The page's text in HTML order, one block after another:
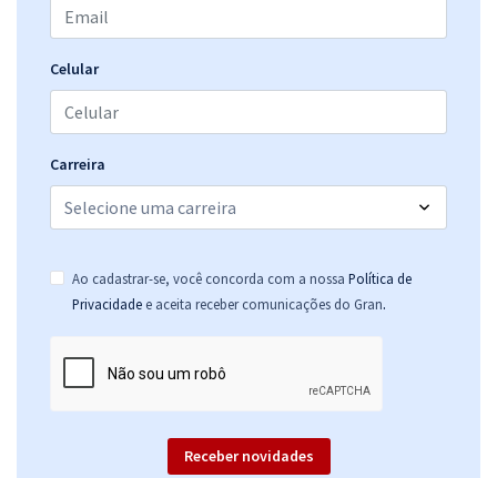
Celular
Carreira
Ao cadastrar-se, você concorda com a nossa Política de
Privacidade e aceita receber comunicações do Gran.
Receber novidades